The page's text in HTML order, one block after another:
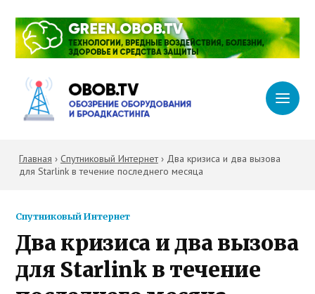
Главная › Спутниковый Интернет› Два кризиса и два вызова
для Starlink в течение последнего месяца
Спутниковый Интернет
Два кризиса и два вызова
для Starlink в течение